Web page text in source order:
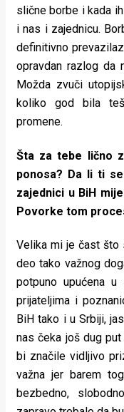
slične borbe i kada
i nas i zajednicu.
definitivno
opravdan razlog da
Možda zvuči
koliko god bila
promene.
Šta za tebe lično
ponosa? Da li ti
zajednici u BiH
Povorke tom
Velika mi je čast što
deo tako važnog
potpuno upućena
prijateljima i
BiH tako i u Srbiji,
nas čeka još dug
bi značile vidljivo
važna jer barem
bezbedno,